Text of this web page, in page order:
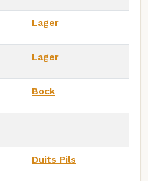
Lager
Lager
Bock
Duits Pils